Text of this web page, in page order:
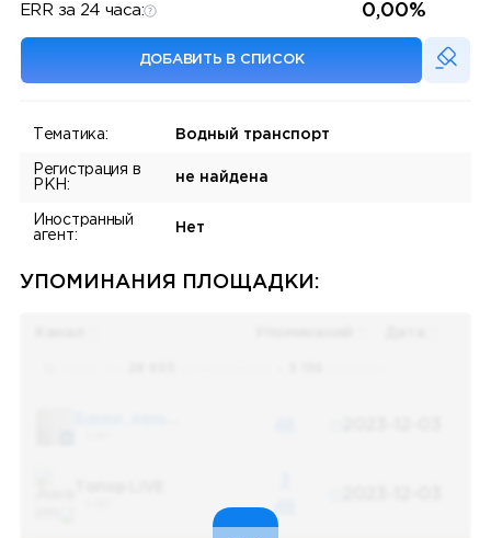
ERR за 24 часа: 0,00%
ДОБАВИТЬ В СПИСОК
Тематика: Водный транспорт
Регистрация в
РКН:
не найдена
Иностранный
агент:
Нет
УПОМИНАНИЯ ПЛОЩАДКИ:
48